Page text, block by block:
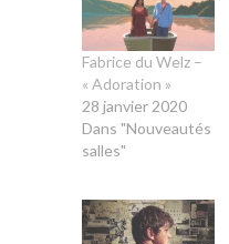
Fabrice du Welz –
« Adoration »
28 janvier 2020
Dans "Nouveautés
salles"